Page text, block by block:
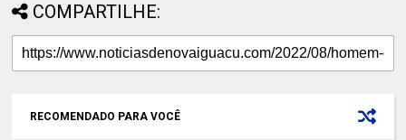
COMPARTILHE:
RECOMENDADO PARA VOCÊ